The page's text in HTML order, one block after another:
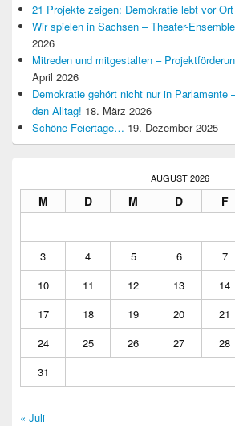
21 Projekte zeigen: Demokratie lebt vor Ort
Wir spielen in Sachsen – Theater-
2026
Mitreden und mitgestalten –
April 2026
Demokratie gehört nicht nur in Parlamente
den Alltag! 18. März 2026
Schöne Feiertage… 19. Dezember 2025
AUGUST 2026
M D M D F
3
4 5 6 7
10
11 12 13 14
17
18 19 20 21
24
25 26 27 28
31
« Juli